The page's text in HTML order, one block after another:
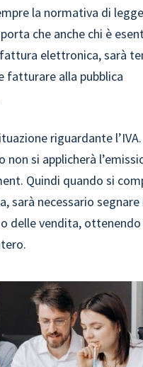
la normativa di
che anche chi è
elettronica, sarà
fatturare alla pubblica
riguardante
si applicherà
Quindi quando si
sarà necessario
delle vendita,